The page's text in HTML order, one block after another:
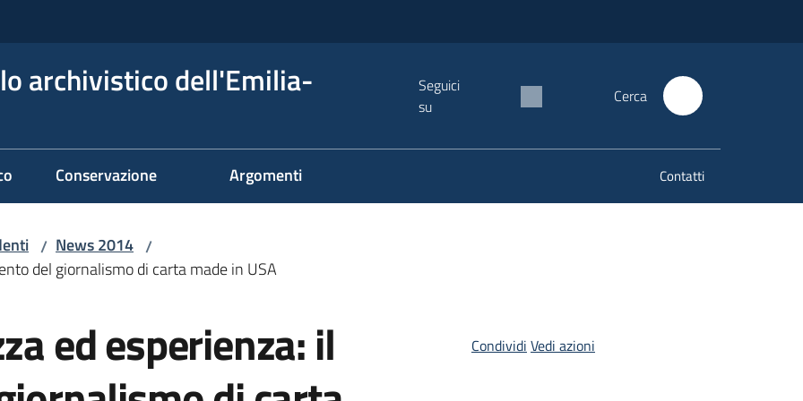
archivistico dell'Emilia-
Seguici
su
Cerca
Conservazione Argomenti Contatti
/ News 2014 /
del giornalismo di carta made in USA
ed esperienza: il
Condividi Vedi azioni